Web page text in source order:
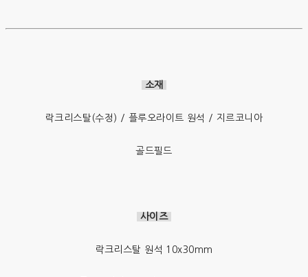
소재
락크리스탈(수정) / 플루오라이트 원석 / 지르코니아
골드필드
사이즈
락크리스탈 원석 10x30mm